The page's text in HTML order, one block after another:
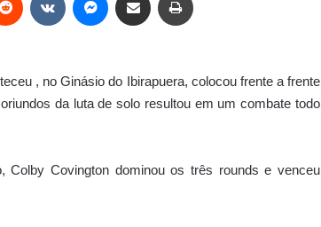
, no Ginásio do Ibirapuera, colocou frente a frente
da luta de solo resultou em um combate todo
Covington dominou os três rounds e venceu